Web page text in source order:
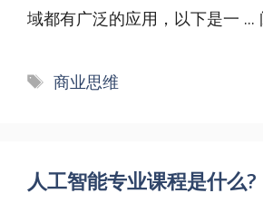
域都有广泛的应用，以下是一 ...
标
商业思维
人工智能专业课程是什么?